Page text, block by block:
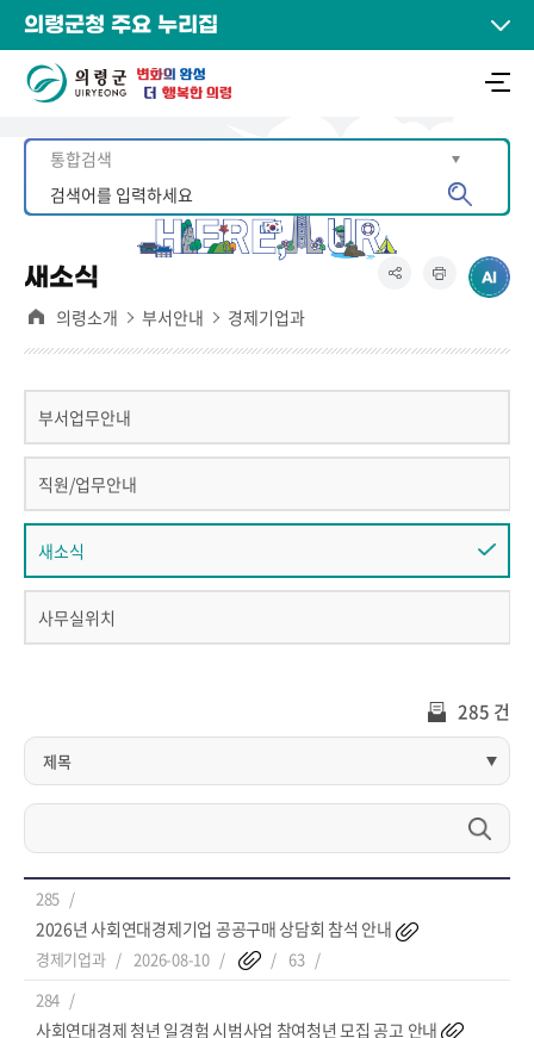
의령군청 주요 누리집
새소식
의령소개 부서안내 경제기업과
부서업무안내
직원/업무안내
새소식
사무실위치
285 건
285
2026년 사회연대경제기업 공공구매 상담회 참석 안내
경제기업과 2026-08-10
63
284
사회연대경제 청년 일경험 시범사업 참여청년 모집 공고 안내